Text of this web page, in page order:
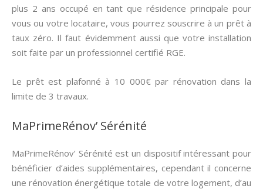
plus 2 ans occupé en tant que résidence principale pour
vous ou votre locataire, vous pourrez souscrire à un prêt à
taux zéro. Il faut évidemment aussi que votre installation
soit faite par un professionnel certifié RGE.
Le prêt est plafonné à 10 000€ par rénovation dans la
limite de 3 travaux.
MaPrimeRénov’ Sérénité
MaPrimeRénov’ Sérénité est un dispositif intéressant pour
bénéficier d’aides supplémentaires, cependant il concerne
une rénovation énergétique totale de votre logement, d’au